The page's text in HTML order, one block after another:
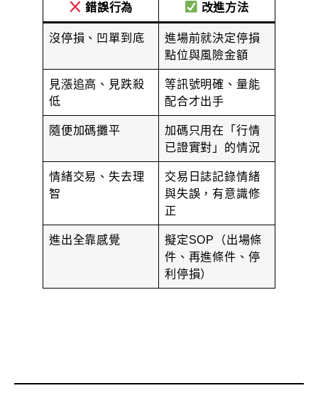
錯誤行為 改進方法
沒停損、凹單到底
進場前就決定停損
點位與風險金額
見漲追高、見跌殺
低
等訊號明確、量能
配合才出手
隨便加碼攤平
加碼只用在「行情
已證實對」的情況
情緒交易、失去理
智
交易日誌記錄情緒
與失誤，有意識修
正
進出全靠感覺
擬定SOP（出場條
件、再進條件、停
利停損）